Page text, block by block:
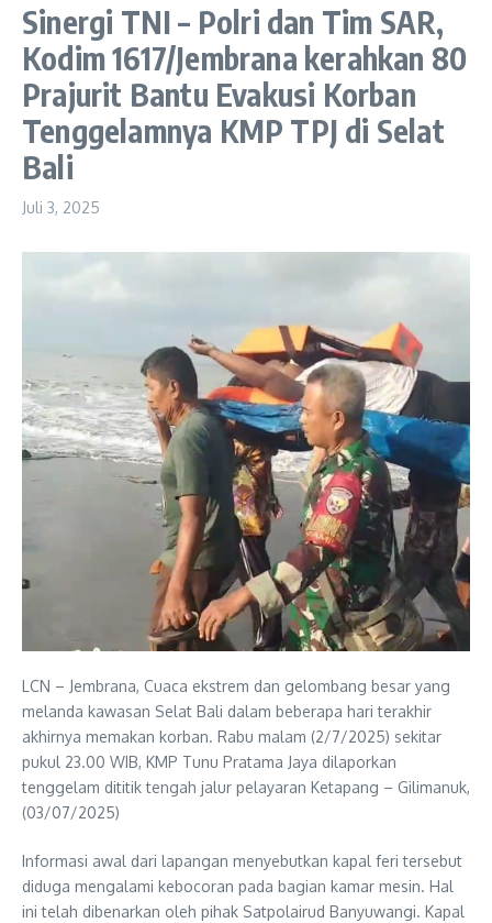
Sinergi TNI – Polri dan Tim SAR,
Kodim 1617/Jembrana kerahkan 80
Prajurit Bantu Evakusi Korban
Tenggelamnya KMP TPJ di Selat
Bali
Juli 3, 2025
LCN – Jembrana, Cuaca ekstrem dan gelombang besar yang
melanda kawasan Selat Bali dalam beberapa hari terakhir
akhirnya memakan korban. Rabu malam (2/7/2025) sekitar
pukul 23.00 WIB, KMP Tunu Pratama Jaya dilaporkan
tenggelam dititik tengah jalur pelayaran Ketapang – Gilimanuk,
(03/07/2025)
Informasi awal dari lapangan menyebutkan kapal feri tersebut
diduga mengalami kebocoran pada bagian kamar mesin. Hal
ini telah dibenarkan oleh pihak Satpolairud Banyuwangi. Kapal